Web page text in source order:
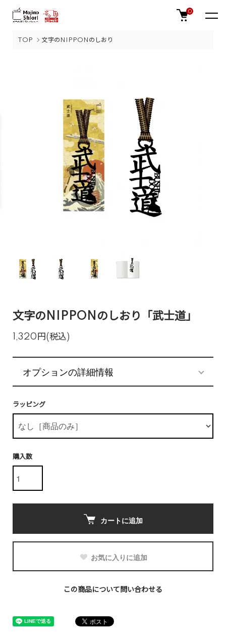
0
TOP 文字のNIPPONのしおり
文字のNIPPONのしおり「武士道」
1,320円(税込)
オプションの詳細情報
ラッピング
購入数
カートに追加
お気に入りに追加
この商品について問い合わせる